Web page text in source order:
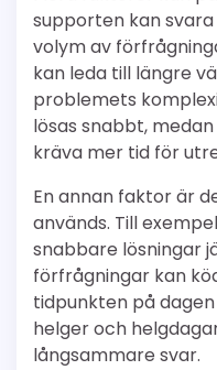
supporten kan
volym av
kan leda till längre
problemets
lösas snabbt,
kräva mer tid för
En annan faktor är
används. Till
snabbare lösningar
förfrågningar kan
tidpunkten på
helger och
långsammare svar.